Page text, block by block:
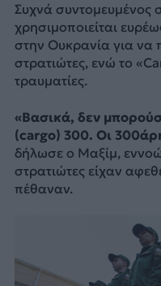
Συχνά συντομευμένος
χρησιμοποιείται
στην Ουκρανία για να
στρατιώτες, ενώ το
τραυματίες.
«Βασικά, δεν
(cargo) 300. Οι
δήλωσε ο Μαξίμ,
στρατιώτες είχαν
πέθαναν.